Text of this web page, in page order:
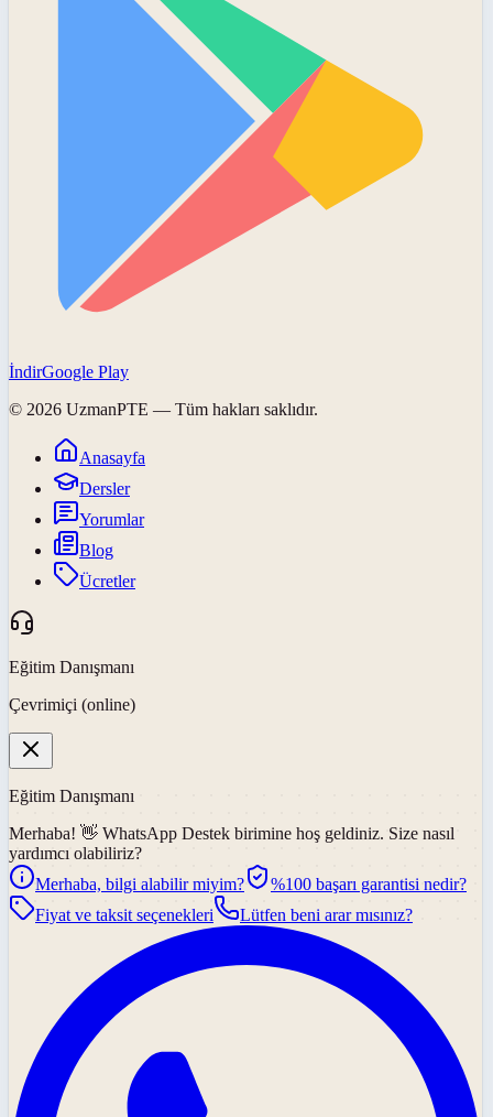
İndirGoogle Play
© 2026 UzmanPTE — Tüm hakları saklıdır.
Anasayfa
Dersler
Yorumlar
Blog
Ücretler
Eğitim Danışmanı
Çevrimiçi (online)
Eğitim Danışmanı
Merhaba! 👋 WhatsApp Destek birimine hoş geldiniz. Size nasıl
yardımcı olabiliriz?
Merhaba, bilgi alabilir miyim?
%100 başarı garantisi nedir?
Fiyat ve taksit seçenekleri
Lütfen beni arar mısınız?